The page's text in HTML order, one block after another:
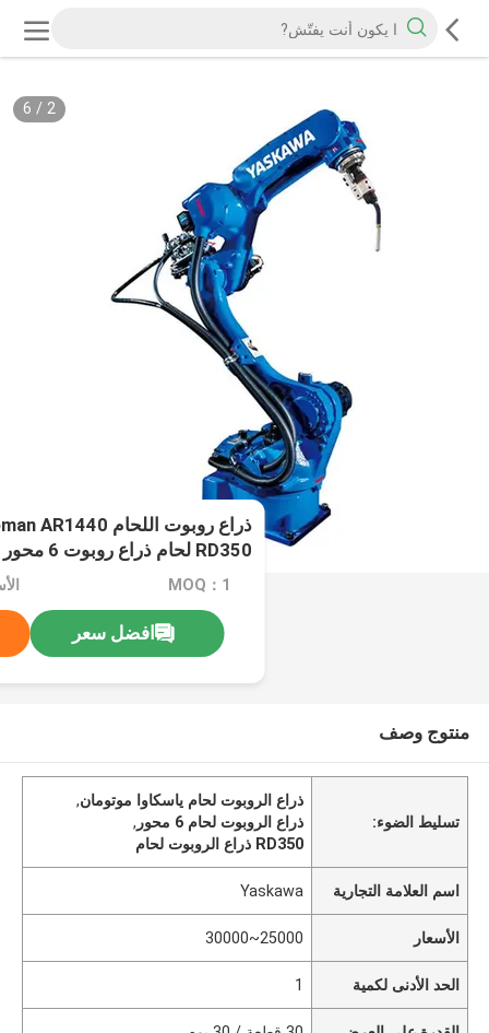
2
/
6
RD350 لحام ذراع روبوت 6 محور
MOQ：1
افضل سعر
منتوج وصف
تسليط الضوء:
ذراع الروبوت لحام ياسكاوا موتومان,
ذراع الروبوت لحام 6 محور
,
RD350 ذراع الروبوت لحام
اسم العلامة التجارية Yaskawa
الأسعار 25000~30000
الحد الأدنى لكمية 1